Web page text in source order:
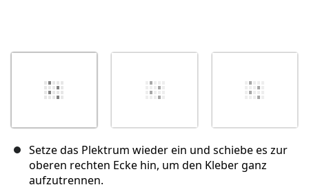
Setze das Plektrum wieder ein und schiebe es zur
oberen rechten Ecke hin, um den Kleber ganz
aufzutrennen.